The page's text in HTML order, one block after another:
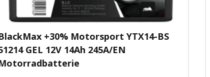
+30% Motorsport YTX14-BS
GEL 12V 14Ah 245A/EN